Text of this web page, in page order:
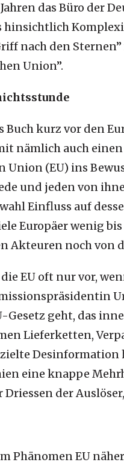
das Büro der
hinsichtlich
nach den
Union”.
Buch kurz vor den
nämlich auch
Union (EU) ins
und jeden von
Einfluss auf
Europäer wenig
Akteuren noch von
EU oft nur vor,
Gesetz geht, das
Lieferketten,
Desinformation
eine knappe
der
Phänomen EU